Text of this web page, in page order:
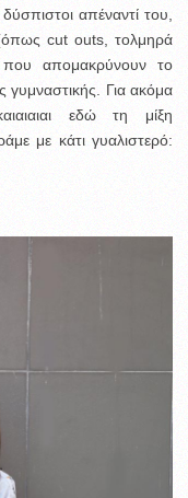
απέναντί του,
(όπως cut outs, τολμηρά
που απομακρύνουν το
γυμναστικής. Για ακόμα
εδώ τη μίξη
με κάτι γυαλιστερό: